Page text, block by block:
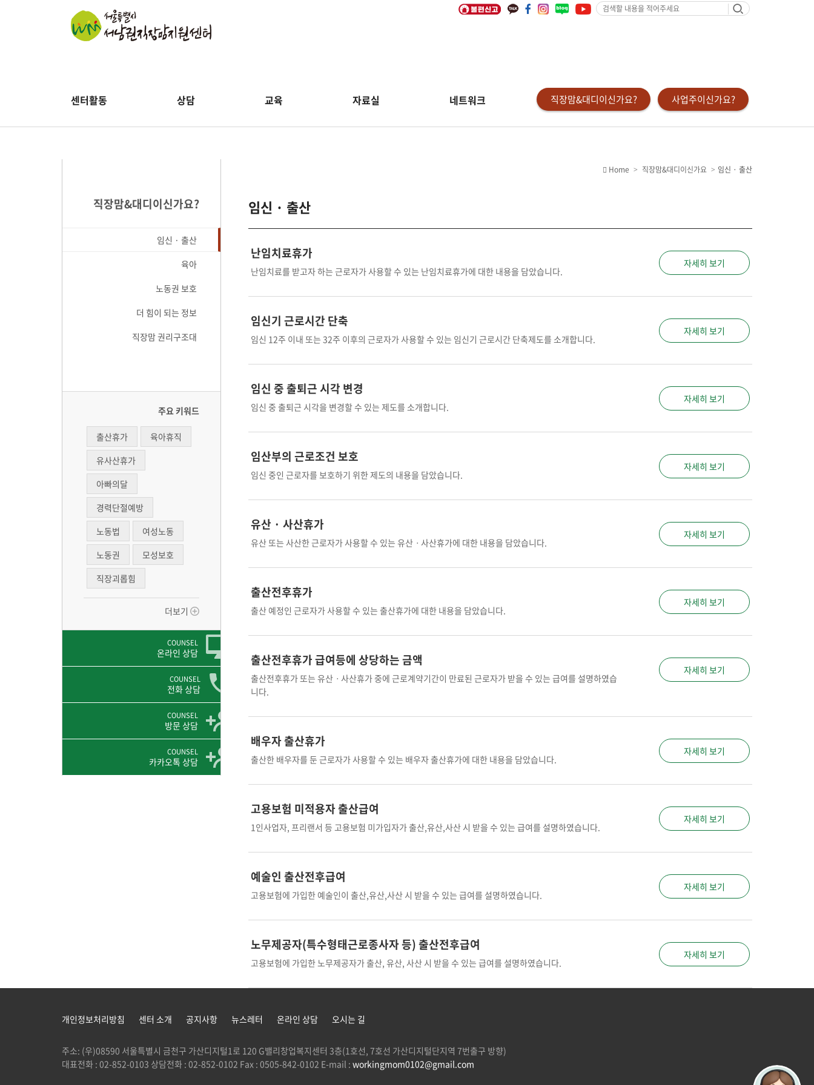
검
색
요
센터활동 상담 교육 자료실 네트워크 직장맘&대디이신가요? 사업주이신가요?
직장맘&대디이신가요?
임신 · 출산
육아
노동권 보호
더 힘이 되는 정보
직장맘 권리구조대
주요 키워드
출산휴가
육아휴직
유사산휴가
아빠의달
경력단절예방
노동법
여성노동
노동권
모성보호
직장괴롭힘
더보기
COUNSEL
온라인 상담
COUNSEL
전화 상담
COUNSEL
방문 상담
COUNSEL
카카오톡 상담
임신 · 출산
Home 직장맘&대디이신가요 임신 · 출산
난임치료휴가
난임치료를 받고자 하는 근로자가 사용할 수 있는 난임치료휴가에 대한 내용을 담았습니다.
자세히 보기
임신기 근로시간 단축
임신 12주 이내 또는 32주 이후의 근로자가 사용할 수 있는 임신기 근로시간 단축제도를 소개합니다.
자세히 보기
임신 중 출퇴근 시각 변경
임신 중 출퇴근 시각을 변경할 수 있는 제도를 소개합니다.
자세히 보기
임산부의 근로조건 보호
임신 중인 근로자를 보호하기 위한 제도의 내용을 담았습니다.
자세히 보기
유산 · 사산휴가
유산 또는 사산한 근로자가 사용할 수 있는 유산ㆍ사산휴가에 대한 내용을 담았습니다.
자세히 보기
출산전후휴가
출산 예정인 근로자가 사용할 수 있는 출산휴가에 대한 내용을 담았습니다.
자세히 보기
출산전후휴가 급여등에 상당하는 금액
출산전후휴가 또는 유산ㆍ사산휴가 중에 근로계약기간이 만료된 근로자가 받을 수 있는 급여를 설명하였습
니다.
자세히 보기
배우자 출산휴가
출산한 배우자를 둔 근로자가 사용할 수 있는 배우자 출산휴가에 대한 내용을 담았습니다.
자세히 보기
고용보험 미적용자 출산급여
1인사업자, 프리랜서 등 고용보험 미가입자가 출산,유산,사산 시 받을 수 있는 급여를 설명하였습니다.
자세히 보기
예술인 출산전후급여
고용보험에 가입한 예술인이 출산,유산,사산 시 받을 수 있는 급여를 설명하였습니다.
자세히 보기
노무제공자(특수형태근로종사자 등) 출산전후급여
고용보험에 가입한 노무제공자가 출산, 유산, 사산 시 받을 수 있는 급여를 설명하였습니다.
자세히 보기
개인정보처리방침 센터 소개 공지사항 뉴스레터 온라인 상담 오시는 길
주소: (우)08590 서울특별시 금천구 가산디지털1로 120 G밸리창업복지센터 3층(1호선, 7호선 가산디지털단지역 7번출구 방향)
대표전화 : 02-852-0103 상담전화 : 02-852-0102 Fax : 0505-842-0102 E-mail : workingmom0102@gmail.com